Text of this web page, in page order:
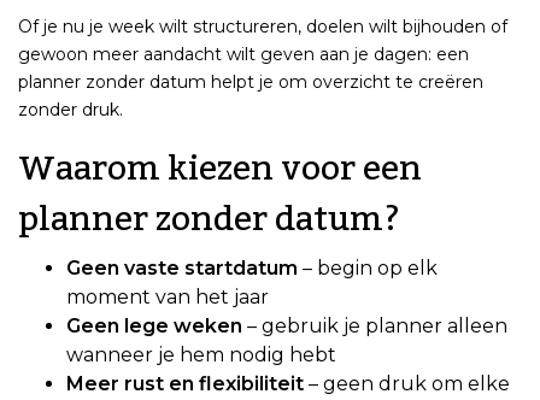
Of je nu je week wilt structureren, doelen wilt bijhouden of
gewoon meer aandacht wilt geven aan je dagen: een
planner zonder datum helpt je om overzicht te creëren
zonder druk.
Waarom kiezen voor een
planner zonder datum?
Geen vaste startdatum – begin op elk
moment van het jaar
Geen lege weken – gebruik je planner alleen
wanneer je hem nodig hebt
Meer rust en flexibiliteit – geen druk om elke